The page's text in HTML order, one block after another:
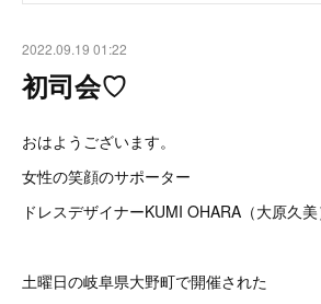
2022.09.19 01:22
初司会♡
おはようございます。
女性の笑顔のサポーター
ドレスデザイナーKUMI OHARA（大原久美
土曜日の岐阜県大野町で開催された